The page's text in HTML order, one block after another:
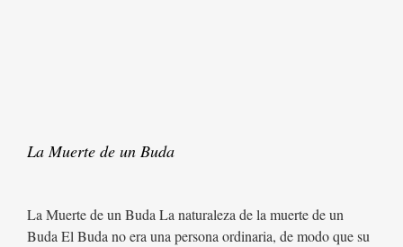
La Muerte de un Buda
La Muerte de un Buda La naturaleza de la muerte de un
Buda El Buda no era una persona ordinaria, de modo que su